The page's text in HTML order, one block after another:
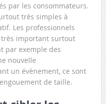
par les consommateurs.
très simples à
Les professionnels
important surtout
par exemple des
nouvelle
un évènement, ce sont
de taille.